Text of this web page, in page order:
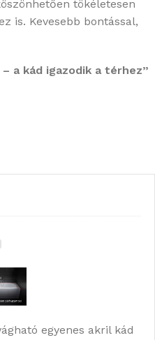
tökéletesen
is. Kevesebb bontással,
a kád igazodik a térhez”
egyenes akril kád